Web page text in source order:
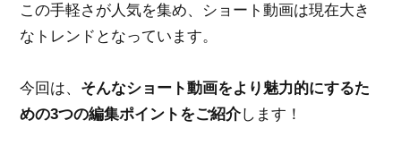
この手軽さが人気を集め、ショート動画は現在大き
なトレンドとなっています。
今回は、 そんなショート動画をより魅力的にするた
めの3つの編集ポイントをご紹介します！